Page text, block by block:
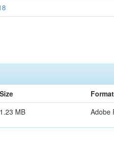
Size
Format
1.23 MB Adobe